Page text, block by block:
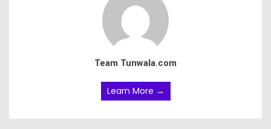
Team Tunwala.com
Learn More →